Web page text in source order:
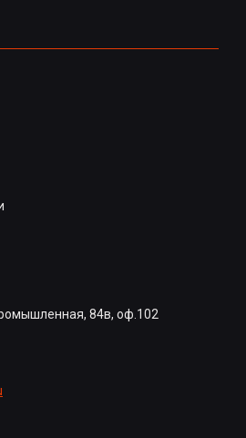
84в, оф.102